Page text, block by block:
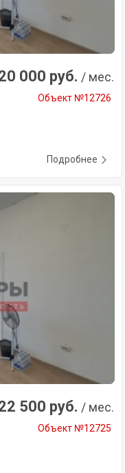
000 руб. / мес.
Объект №12726
Подробнее
500 руб. / мес.
Объект №12725